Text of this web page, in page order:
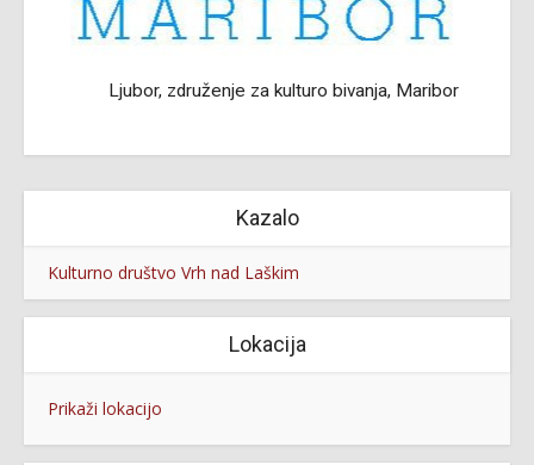
Ljubor, združenje za kulturo bivanja, Maribor
Kazalo
Kulturno društvo Vrh nad Laškim
Lokacija
Prikaži lokacijo